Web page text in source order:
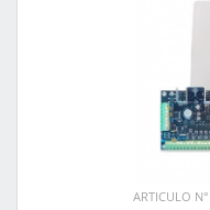
ARTICULO